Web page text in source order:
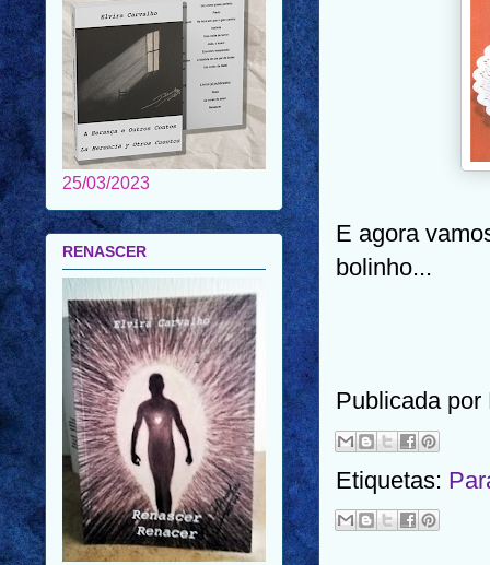
E agora
bolinho...
Publicada por
Etiquetas:
25/03/2023
RENASCER